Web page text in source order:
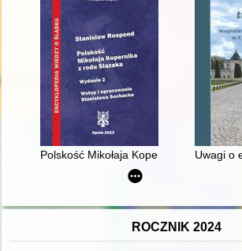
Polskość Mikołaja Kopernika z rodu
Uwagi o
ROCZNIK 2024